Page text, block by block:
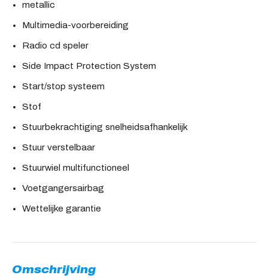
metallic
Multimedia-voorbereiding
Radio cd speler
Side Impact Protection System
Start/stop systeem
Stof
Stuurbekrachtiging snelheidsafhankelijk
Stuur verstelbaar
Stuurwiel multifunctioneel
Voetgangersairbag
Wettelijke garantie
Omschrijving